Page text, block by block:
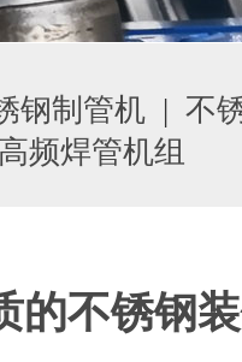
钢制管机 | 不
高频焊管机组
的不锈钢